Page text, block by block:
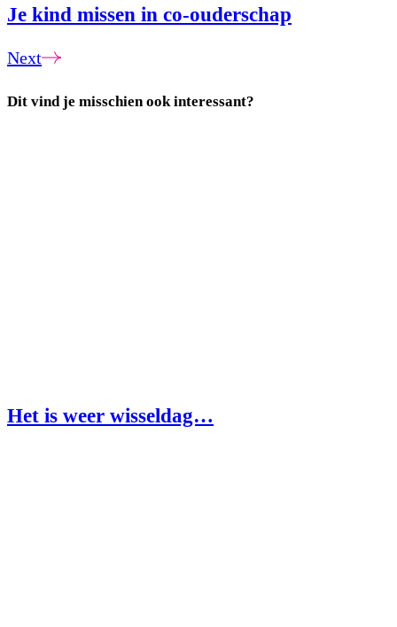
Je kind missen in co-ouderschap
Next
Dit vind je misschien ook interessant?
Het is weer wisseldag…